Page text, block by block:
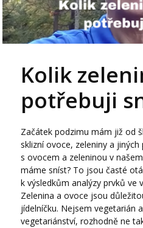
Kolik
potřebuji
Začátek podzimu mám již od
sklizní ovoce, zeleniny a
s ovocem a zeleninou v
máme sníst? To jsou časté
k výsledkům analýzy prvků ve
Zelenina a ovoce jsou
jídelníčku. Nejsem vegetarián
vegetariánství, rozhodně ne